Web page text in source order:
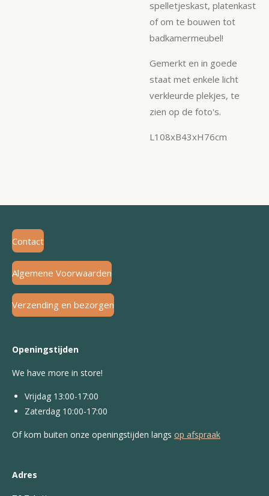
spelletjeskast, platenkast
of om te bouwen tot
badkamermeubel!
Gemerkt en in goede
staat met enkele licht
verkleurde plekjes, te
zien op de foto's.
L108xB43xH76cm
Contact
Algemene Voorwaarden
Verzending en bezorgen
Openingstijden
We have more in store!
Vrijdag 13:00-17:00
Zaterdag 10:00-17:00
Of kom buiten onze openingstijden langs op afspraak
Adres